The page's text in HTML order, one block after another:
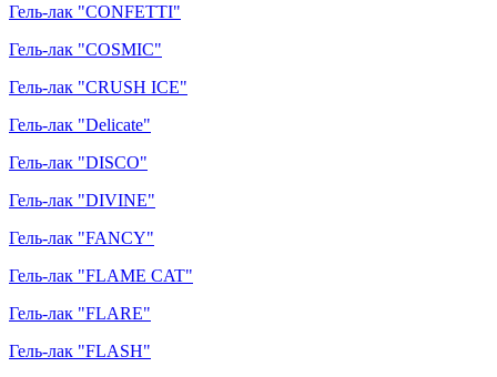
Гель-лак "CONFETTI"
Гель-лак "COSMIC"
Гель-лак "CRUSH ICE"
Гель-лак "Delicate"
Гель-лак "DISCO"
Гель-лак "DIVINE"
Гель-лак "FANCY"
Гель-лак "FLAME CAT"
Гель-лак "FLARE"
Гель-лак "FLASH"